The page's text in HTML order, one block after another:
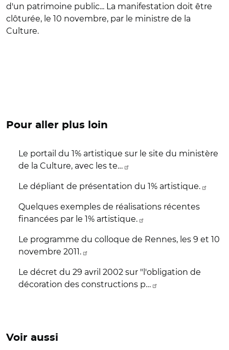
d'un patrimoine public... La manifestation doit être
clôturée, le 10 novembre, par le ministre de la
Culture.
Pour aller plus loin
Le portail du 1% artistique sur le site du ministère
de la Culture, avec les te…
Le dépliant de présentation du 1% artistique.
Quelques exemples de réalisations récentes
financées par le 1% artistique.
Le programme du colloque de Rennes, les 9 et 10
novembre 2011.
Le décret du 29 avril 2002 sur "l'obligation de
décoration des constructions p…
Voir aussi